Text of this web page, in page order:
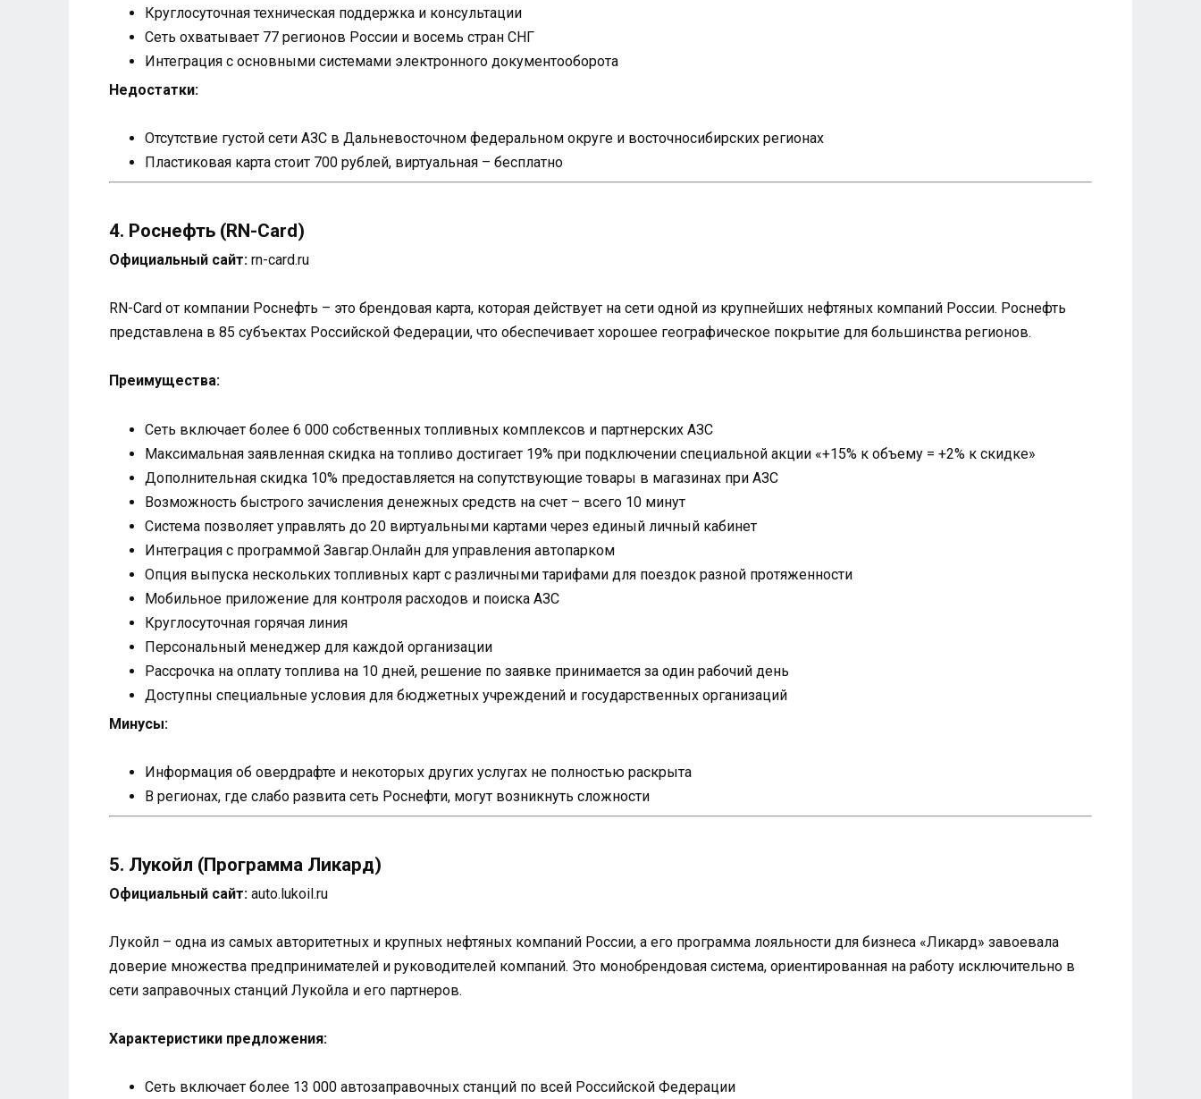
Круглосуточная техническая поддержка и консультации
Сеть охватывает 77 регионов России и восемь стран СНГ
Интеграция с основными системами электронного документооборота
Недостатки:
Отсутствие густой сети АЗС в Дальневосточном федеральном округе и восточносибирских регионах
Пластиковая карта стоит 700 рублей, виртуальная – бесплатно
4. Роснефть (RN-Card)
Официальный сайт: rn-card.ru
RN-Card от компании Роснефть – это брендовая карта, которая действует на сети одной из крупнейших нефтяных компаний России. Роснефть
представлена в 85 субъектах Российской Федерации, что обеспечивает хорошее географическое покрытие для большинства регионов.
Преимущества:
Сеть включает более 6 000 собственных топливных комплексов и партнерских АЗС
Максимальная заявленная скидка на топливо достигает 19% при подключении специальной акции «+15% к объему = +2% к скидке»
Дополнительная скидка 10% предоставляется на сопутствующие товары в магазинах при АЗС
Возможность быстрого зачисления денежных средств на счет – всего 10 минут
Система позволяет управлять до 20 виртуальными картами через единый личный кабинет
Интеграция с программой Завгар.Онлайн для управления автопарком
Опция выпуска нескольких топливных карт с различными тарифами для поездок разной протяженности
Мобильное приложение для контроля расходов и поиска АЗС
Круглосуточная горячая линия
Персональный менеджер для каждой организации
Рассрочка на оплату топлива на 10 дней, решение по заявке принимается за один рабочий день
Доступны специальные условия для бюджетных учреждений и государственных организаций
Минусы:
Информация об овердрафте и некоторых других услугах не полностью раскрыта
В регионах, где слабо развита сеть Роснефти, могут возникнуть сложности
5. Лукойл (Программа Ликард)
Официальный сайт: auto.lukoil.ru
Лукойл – одна из самых авторитетных и крупных нефтяных компаний России, а его программа лояльности для бизнеса «Ликард» завоевала
доверие множества предпринимателей и руководителей компаний. Это монобрендовая система, ориентированная на работу исключительно в
сети заправочных станций Лукойла и его партнеров.
Характеристики предложения:
Сеть включает более 13 000 автозаправочных станций по всей Российской Федерации